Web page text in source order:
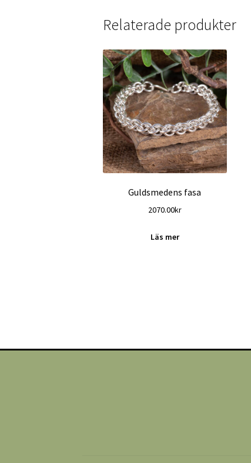
Relaterade produkter
Guldsmedens fasa
2070.00kr
Läs mer